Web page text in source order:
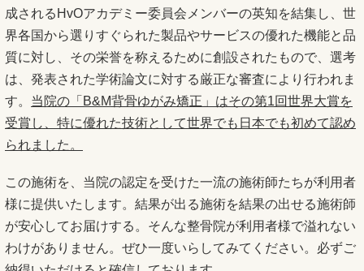
成されるHvOアカデミー委員会メンバーの英知を結集し、世
界各国から選りすぐられた製品やサービスの優れた機能と品
質に対し、その栄誉を称えるために創設されたもので、選考
は、発表された学術論文に対する厳正な審査により行われま
す。 当院の「B&M背骨ゆがみ矯正」はその第1回世界大賞を
受賞し、特に優れた技術として世界でも日本でも初めて認め
られました。
この施術を、当院の認定を受けた一流の施術師たちが利用者
様に提供いたします。結果が出る施術を結果の出せる施術師
が安心してお届けする。そんな整骨院が利用者様で溢れない
わけがありません。ぜひ一度いらしてみてください。必ずご